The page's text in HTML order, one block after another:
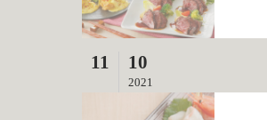
11 10
2021